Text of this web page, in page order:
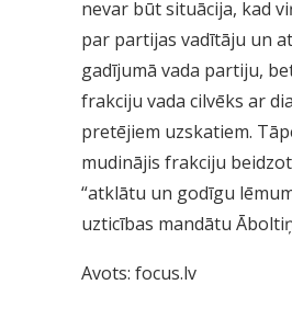
nevar būt situācija, kad
par partijas vadītāju un
gadījumā vada partiju,
frakciju vada cilvēks ar
pretējiem uzskatiem.
mudinājis frakciju
“atklātu un godīgu
uzticības mandātu
Avots: focus.lv